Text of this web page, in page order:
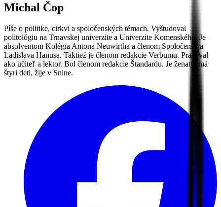
Michal Čop
Píše o politike, cirkvi a spoločenských témach. Vyštudoval
politológiu na Trnavskej univerzite a Univerzite Komenského. Je
absolventom Kolégia Antona Neuwirtha a členom Spoločenstva
Ladislava Hanusa. Taktiež je členom redakcie Verbumu. Pracoval
ako učiteľ a lektor. Bol členom redakcie Štandardu. Je ženatý, má
štyri deti, žije v Snine.